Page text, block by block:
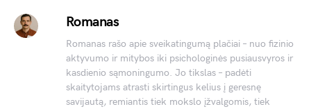
Romanas
Romanas rašo apie sveikatingumą plačiai – nuo fizinio
aktyvumo ir mitybos iki psichologinės pusiausvyros ir
kasdienio sąmoningumo. Jo tikslas – padėti
skaitytojams atrasti skirtingus kelius į geresnę
savijautą, remiantis tiek mokslo įžvalgomis, tiek